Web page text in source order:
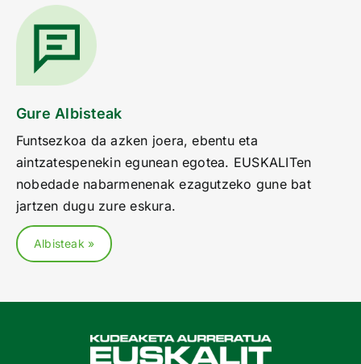
Gure Albisteak
Funtsezkoa da azken joera, ebentu eta
aintzatespenekin egunean egotea. EUSKALITen
nobedade nabarmenenak ezagutzeko gune bat
jartzen dugu zure eskura.
Albisteak »